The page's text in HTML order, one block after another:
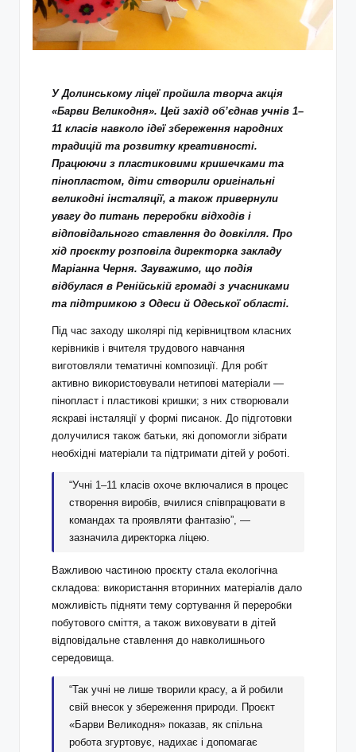
У Долинському ліцеї пройшла творча акція
«Барви Великодня». Цей захід об’єднав учнів 1–
11 класів навколо ідеї збереження народних
традицій та розвитку креативності.
Працюючи з пластиковими кришечками та
пінопластом, діти створили оригінальні
великодні інсталяції, а також привернули
увагу до питань переробки відходів і
відповідального ставлення до довкілля. Про
хід проєкту розповіла директорка закладу
Маріанна Черня. Зауважимо, що подія
відбулася в Ренійській громаді з учасниками
та підтримкою з Одеси й Одеської області.
Під час заходу школярі під керівництвом класних
керівників і вчителя трудового навчання
виготовляли тематичні композиції. Для робіт
активно використовували нетипові матеріали —
пінопласт і пластикові кришки; з них створювали
яскраві інсталяції у формі писанок. До підготовки
долучилися також батьки, які допомогли зібрати
необхідні матеріали та підтримати дітей у роботі.
“Учні 1–11 класів охоче включалися в процес
створення виробів, вчилися співпрацювати в
командах та проявляти фантазію”, —
зазначила директорка ліцею.
Важливою частиною проєкту стала екологічна
складова: використання вторинних матеріалів дало
можливість підняти тему сортування й переробки
побутового сміття, а також виховувати в дітей
відповідальне ставлення до навколишнього
середовища.
“Так учні не лише творили красу, а й робили
свій внесок у збереження природи. Проєкт
«Барви Великодня» показав, як спільна
робота згуртовує, надихає і допомагає